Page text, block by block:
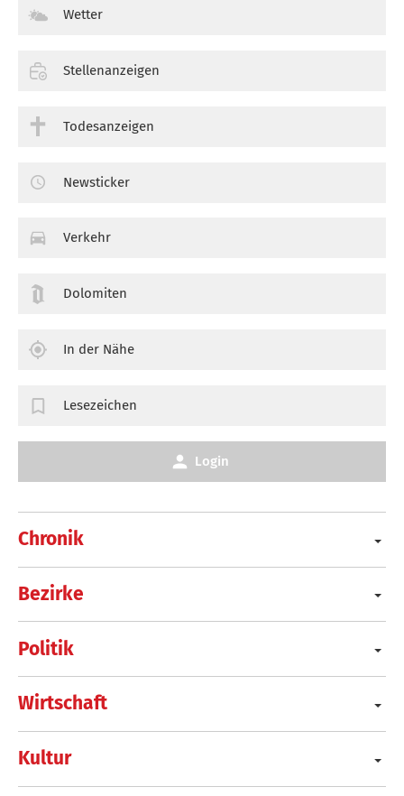
Chronik
Bezirke
Politik
Wirtschaft
Kultur
Wetter
Stellenanzeigen
Todesanzeigen
Newsticker
Verkehr
Dolomiten
In der Nähe
Lesezeichen
Login